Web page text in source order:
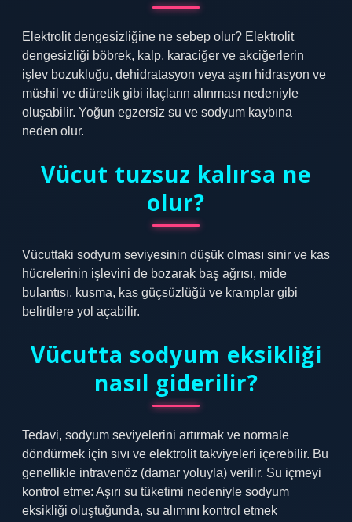
Elektrolit dengesizliğine ne sebep olur? Elektrolit
dengesizliği böbrek, kalp, karaciğer ve akciğerlerin
işlev bozukluğu, dehidratasyon veya aşırı hidrasyon ve
müshil ve diüretik gibi ilaçların alınması nedeniyle
oluşabilir. Yoğun egzersiz su ve sodyum kaybına
neden olur.
Vücut tuzsuz kalırsa ne
olur?
Vücuttaki sodyum seviyesinin düşük olması sinir ve kas
hücrelerinin işlevini de bozarak baş ağrısı, mide
bulantısı, kusma, kas güçsüzlüğü ve kramplar gibi
belirtilere yol açabilir.
Vücutta sodyum eksikliği
nasıl giderilir?
Tedavi, sodyum seviyelerini artırmak ve normale
döndürmek için sıvı ve elektrolit takviyeleri içerebilir. Bu
genellikle intravenöz (damar yoluyla) verilir. Su içmeyi
kontrol etme: Aşırı su tüketimi nedeniyle sodyum
eksikliği oluştuğunda, su alımını kontrol etmek